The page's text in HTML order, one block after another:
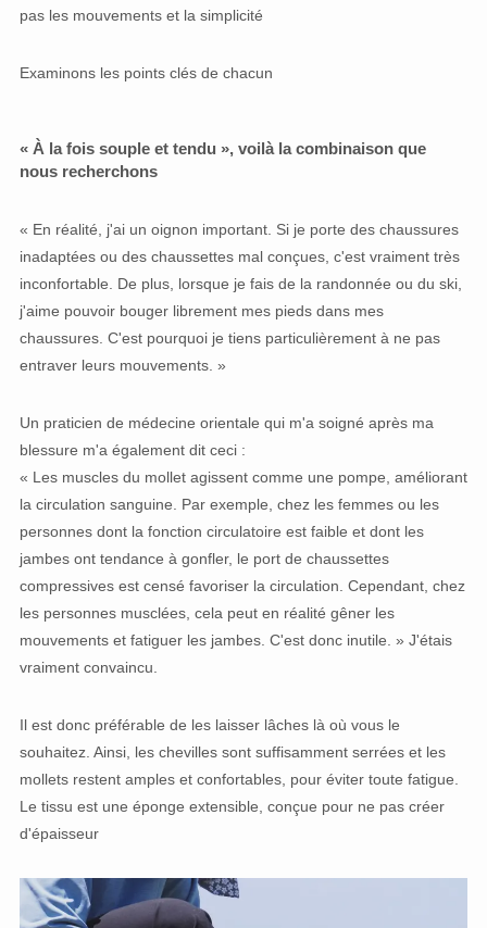
pas les mouvements et la simplicité
Examinons les points clés de chacun
« À la fois souple et tendu », voilà la combinaison que
nous recherchons
« En réalité, j'ai un oignon important. Si je porte des chaussures
inadaptées ou des chaussettes mal conçues, c'est vraiment très
inconfortable. De plus, lorsque je fais de la randonnée ou du ski,
j'aime pouvoir bouger librement mes pieds dans mes
chaussures. C'est pourquoi je tiens particulièrement à ne pas
entraver leurs mouvements. »
Un praticien de médecine orientale qui m'a soigné après ma
blessure m'a également dit ceci :
« Les muscles du mollet agissent comme une pompe, améliorant
la circulation sanguine. Par exemple, chez les femmes ou les
personnes dont la fonction circulatoire est faible et dont les
jambes ont tendance à gonfler, le port de chaussettes
compressives est censé favoriser la circulation. Cependant, chez
les personnes musclées, cela peut en réalité gêner les
mouvements et fatiguer les jambes. C'est donc inutile. » J'étais
vraiment convaincu.
Il est donc préférable de les laisser lâches là où vous le
souhaitez. Ainsi, les chevilles sont suffisamment serrées et les
mollets restent amples et confortables, pour éviter toute fatigue.
Le tissu est une éponge extensible, conçue pour ne pas créer
d'épaisseur